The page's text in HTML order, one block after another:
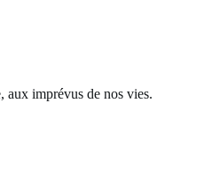
imprévus de nos vies.